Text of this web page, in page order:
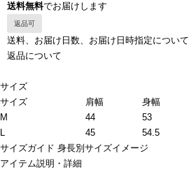
送料無料でお届けします
返品可
送料、お届け日数、お届け日時指定について
返品について
サイズ
サイズ
肩幅 身幅
M
44 53
L
45 54.5
サイズガイド 身長別サイズイメージ
アイテム説明・詳細